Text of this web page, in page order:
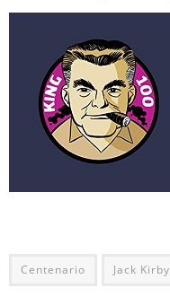
Centenario Jack Kirby